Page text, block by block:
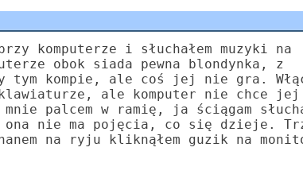
QTWUnapisał(a)komentarz
num num catnapisał(a)komentarz
28 Lipca, 2026 20:38Niki napisał(a)komentarz
28 Lipca, 2026 17:45Luzik napisał(a)komentarz
28 Lipca, 2026 15:51czarodziejniknapisał(a) komentarz
28 Lipca, 2026 15:22 kalectwonapisał(a)komentarz
27 Lipca, 2026 18:36 N00b napisał(a)komentarz
komputerze i słuchałem muzyki na
obok siada pewna blondynka, z
kompie, ale coś jej nie gra.
ale komputer nie chce jej
palcem w ramię, ja ściągam
ona nie ma pojęcia, co się dzieje.
na ryju kliknąłem guzik na